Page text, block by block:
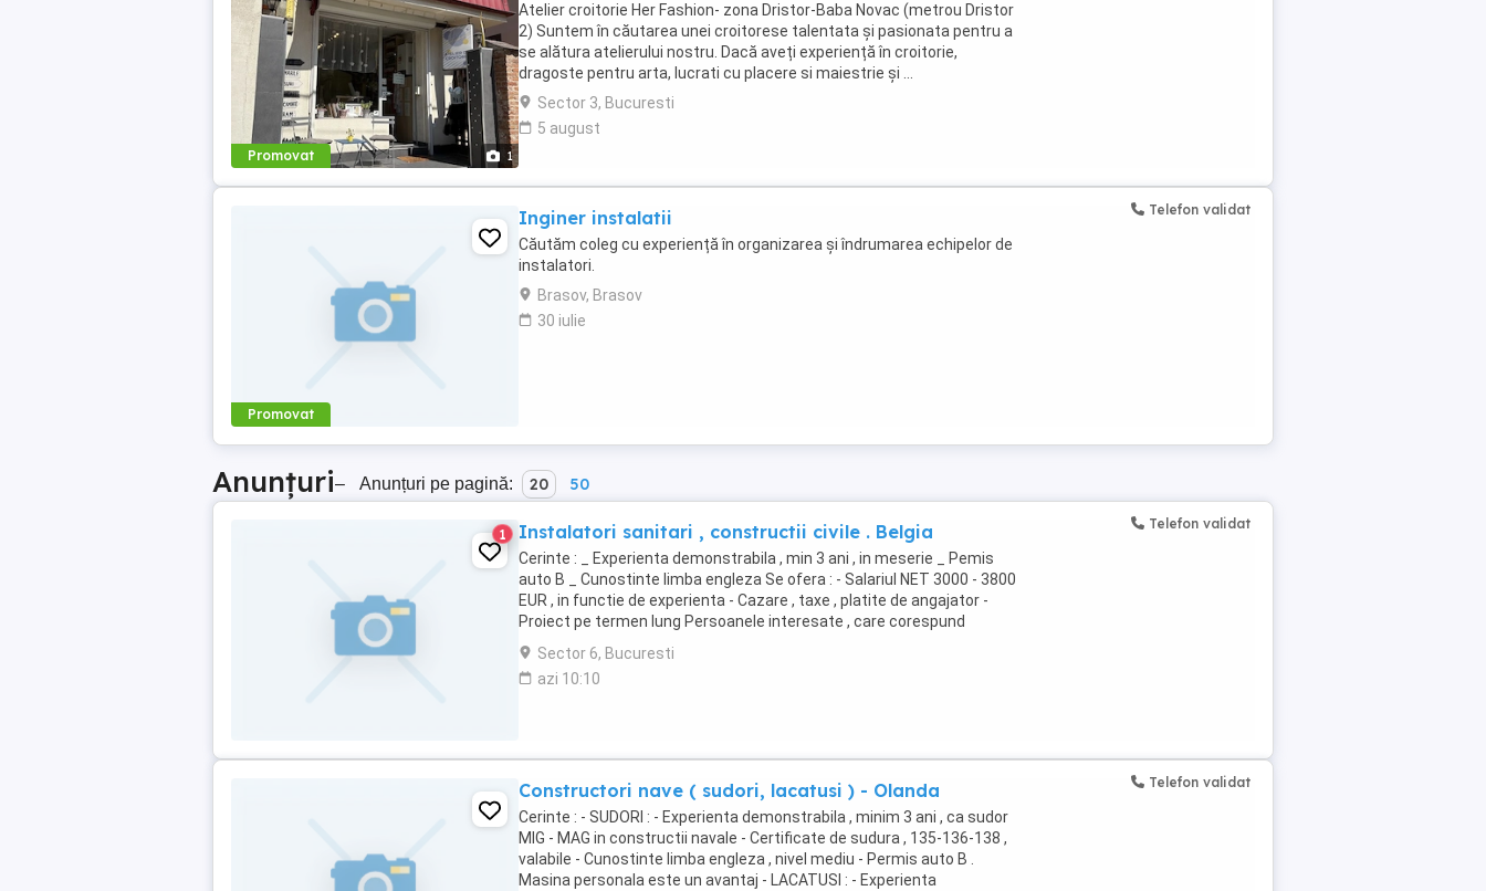
Promovat 1
Atelier croitorie Her Fashion- zona Dristor-Baba Novac (metrou Dristor
2) Suntem în căutarea unei croitorese talentata și pasionata pentru a
se alătura atelierului nostru. Dacă aveți experiență în croitorie,
dragoste pentru arta, lucrati cu placere si maiestrie și ...
Sector 3, Bucuresti
5 august
Promovat
Inginer instalatii
Căutăm coleg cu experiență în organizarea și îndrumarea echipelor de
instalatori.
Brasov, Brasov
30 iulie
Telefon validat
Anunțuri– Anunțuri pe pagină: 20 50
1 Instalatori sanitari , constructii civile . Belgia
Cerinte : _ Experienta demonstrabila , min 3 ani , in meserie _ Pemis
auto B _ Cunostinte limba engleza Se ofera : - Salariul NET 3000 - 3800
EUR , in functie de experienta - Cazare , taxe , platite de angajator -
Proiect pe termen lung Persoanele interesate , care corespund
cerintelor ...
Sector 6, Bucuresti
azi 10:10
Telefon validat
Constructori nave ( sudori, lacatusi ) - Olanda
Cerinte : - SUDORI : - Experienta demonstrabila , minim 3 ani , ca sudor
MIG - MAG in constructii navale - Certificate de sudura , 135-136-138 ,
valabile - Cunostinte limba engleza , nivel mediu - Permis auto B .
Masina personala este un avantaj - LACATUSI : - Experienta
Telefon validat